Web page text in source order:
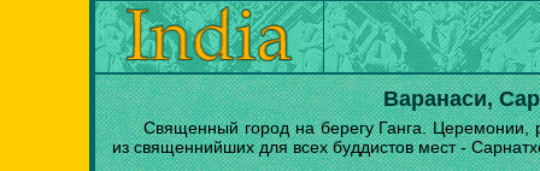
Варанаси,
Священный город на берегу Ганга.
из священнийших для всех буддистов мест -